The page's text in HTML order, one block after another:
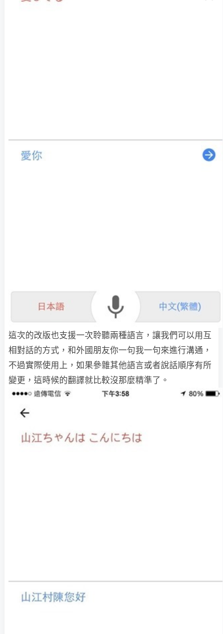
這次的改版也支援一次聆聽兩種語言，讓我們可以用互
相對話的方式，和外國朋友你一句我一句來進行溝通，
不過實際使用上，如果參雜其他語言或者說話順序有所
變更，這時候的翻譯就比較沒那麼精準了。